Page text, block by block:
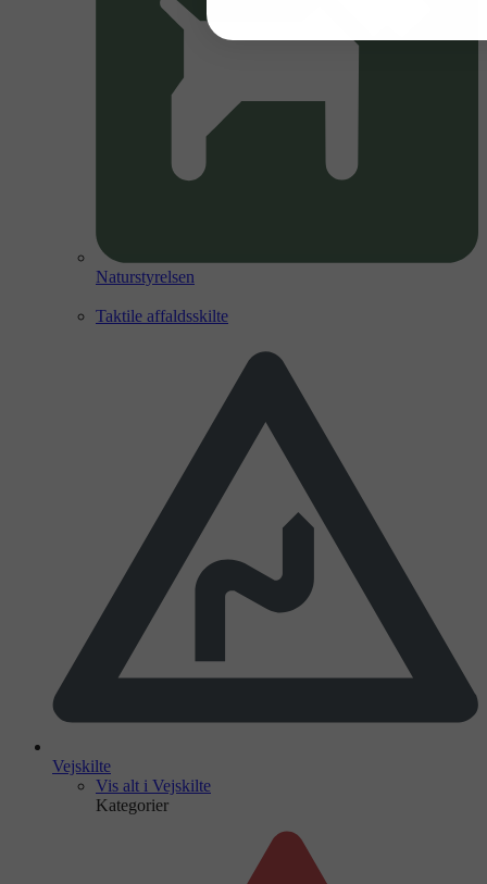
Naturstyrelsen
Taktile affaldsskilte
Vejskilte
Vis alt i Vejskilte
Kategorier